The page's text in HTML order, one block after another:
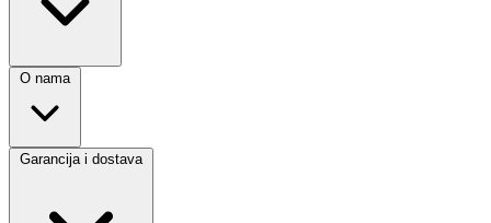
O nama
Garancija i dostava